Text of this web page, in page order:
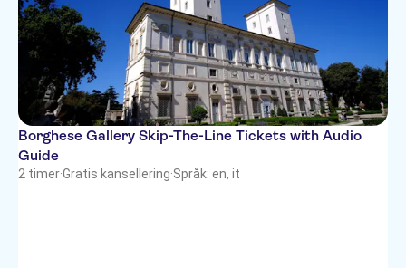
Borghese Gallery Skip-The-Line Tickets with Audio
Guide
2 timer·Gratis kansellering·Språk: en, it